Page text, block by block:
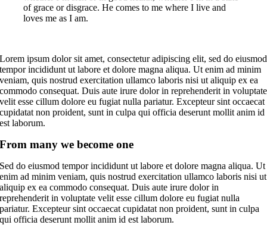
of grace or disgrace. He comes to me where I live and
loves me as I am.
Lorem ipsum dolor sit amet, consectetur adipiscing elit, sed do eiusmod
tempor incididunt ut labore et dolore magna aliqua. Ut enim ad minim
veniam, quis nostrud exercitation ullamco laboris nisi ut aliquip ex ea
commodo consequat. Duis aute irure dolor in reprehenderit in voluptate
velit esse cillum dolore eu fugiat nulla pariatur. Excepteur sint occaecat
cupidatat non proident, sunt in culpa qui officia deserunt mollit anim id
est laborum.
From many we become one
Sed do eiusmod tempor incididunt ut labore et dolore magna aliqua. Ut
enim ad minim veniam, quis nostrud exercitation ullamco laboris nisi ut
aliquip ex ea commodo consequat. Duis aute irure dolor in
reprehenderit in voluptate velit esse cillum dolore eu fugiat nulla
pariatur. Excepteur sint occaecat cupidatat non proident, sunt in culpa
qui officia deserunt mollit anim id est laborum.